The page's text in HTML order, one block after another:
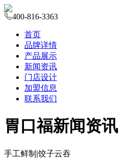
400-816-3363
首页
品牌详情
产品展示
新闻资讯
门店设计
加盟信息
联系我们
胃口福新闻资讯
手工鲜制 |饺子云吞